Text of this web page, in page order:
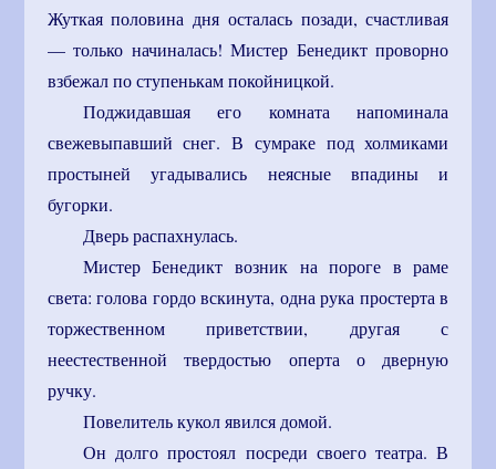
Жуткая половина дня осталась позади, счастливая
— только начиналась! Мистер Бенедикт проворно
взбежал по ступенькам покойницкой.
Поджидавшая его комната напоминала
свежевыпавший снег. В сумраке под холмиками
простыней угадывались неясные впадины и
бугорки.
Дверь распахнулась.
Мистер Бенедикт возник на пороге в раме
света: голова гордо вскинута, одна рука простерта в
торжественном приветствии, другая с
неестественной твердостью оперта о дверную
ручку.
Повелитель кукол явился домой.
Он долго простоял посреди своего театра. В